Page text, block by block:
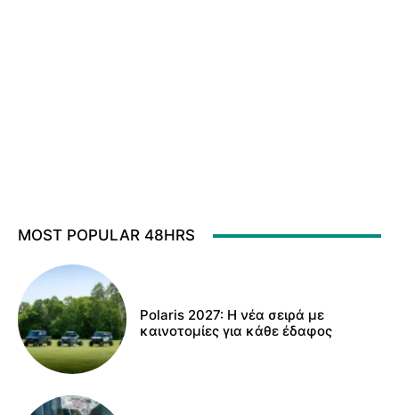
MOST POPULAR 48HRS
Polaris 2027: Η νέα σειρά με
καινοτομίες για κάθε έδαφος